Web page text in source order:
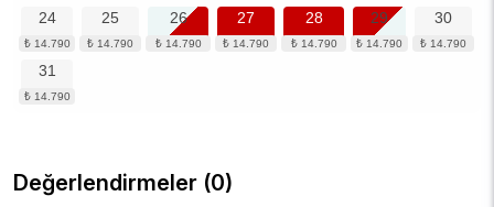
24 25 26 27 28 29 30
31
Değerlendirmeler (0)